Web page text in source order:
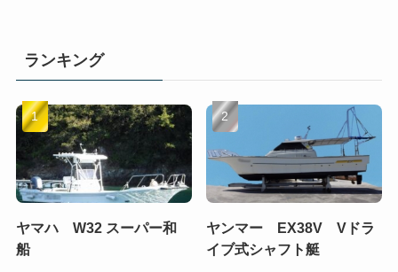
ランキング
ヤマハ W32 スーパー和
船
ヤンマー EX38V Vドラ
イブ式シャフト艇